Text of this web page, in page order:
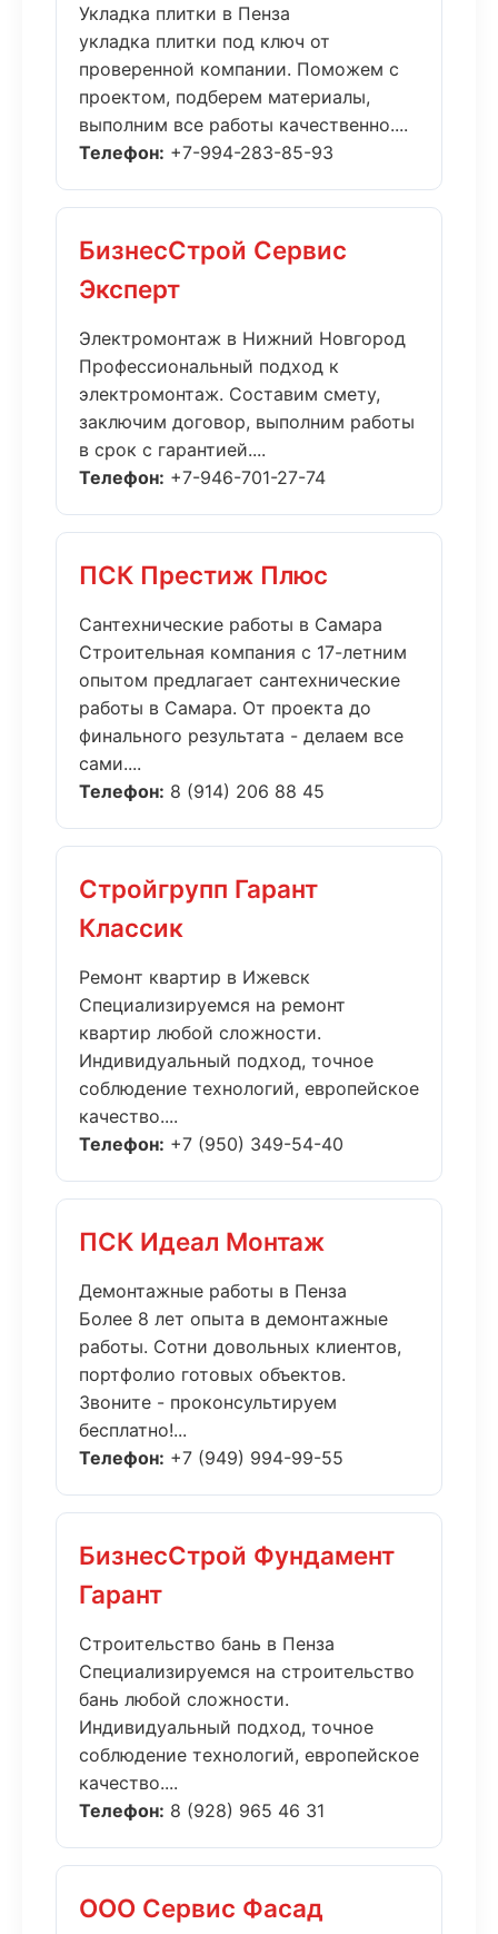
Укладка плитки в Пенза
укладка плитки под ключ от
проверенной компании. Поможем с
проектом, подберем материалы,
выполним все работы качественно....
Телефон: +7-994-283-85-93
БизнесСтрой Сервис
Эксперт
Электромонтаж в Нижний Новгород
Профессиональный подход к
электромонтаж. Составим смету,
заключим договор, выполним работы
в срок с гарантией....
Телефон: +7-946-701-27-74
ПСК Престиж Плюс
Сантехнические работы в Самара
Строительная компания с 17-летним
опытом предлагает сантехнические
работы в Самара. От проекта до
финального результата - делаем все
сами....
Телефон: 8 (914) 206 88 45
Стройгрупп Гарант
Классик
Ремонт квартир в Ижевск
Специализируемся на ремонт
квартир любой сложности.
Индивидуальный подход, точное
соблюдение технологий, европейское
качество....
Телефон: +7 (950) 349-54-40
ПСК Идеал Монтаж
Демонтажные работы в Пенза
Более 8 лет опыта в демонтажные
работы. Сотни довольных клиентов,
портфолио готовых объектов.
Звоните - проконсультируем
бесплатно!...
Телефон: +7 (949) 994-99-55
БизнесСтрой Фундамент
Гарант
Строительство бань в Пенза
Специализируемся на строительство
бань любой сложности.
Индивидуальный подход, точное
соблюдение технологий, европейское
качество....
Телефон: 8 (928) 965 46 31
ООО Сервис Фасад